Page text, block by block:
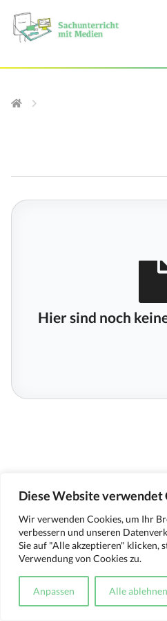
Diese Website verwendet
Wir verwenden Cookies, um Ihr
verbessern und unseren
Sie auf "Alle akzeptieren" klicken,
Verwendung von Cookies zu.
Anpassen Alle ablehnen
Hier sind noch
Kontakt Impressum